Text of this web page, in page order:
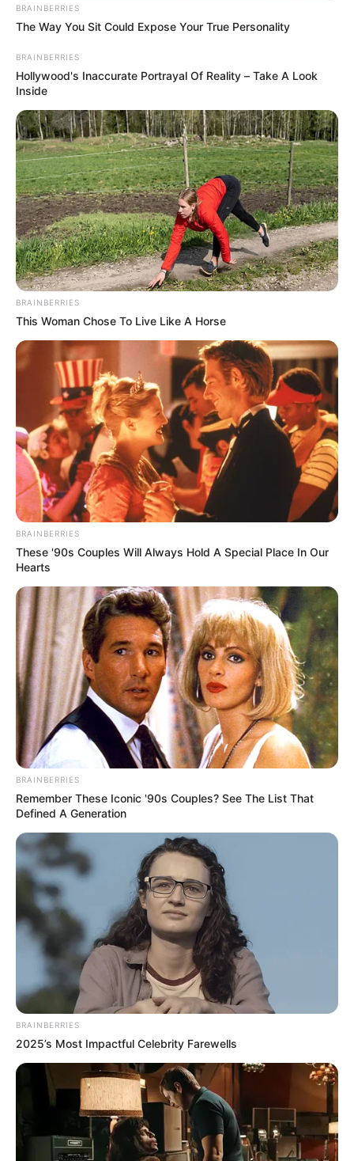
enviaba 3 toneladas
GRUPOS ILEGALES
Capturan a presuntos
criminales en San Antonio
de Prado y Robledo
EL BAGRE - ANTIOQUIA
Rescatada menor de edad
y líder social que estaban
Golfo en el Bagre,
ACCIDENTE DE TRÁNSITO
Sorprendieron a
motociclistas sin casco en
la vía Las Palmas de
Medellín
HELICONIA - ANTIOQUIA
Redada en siete
cabecillas y sicarios del
Clan del Golfo tras las
rejas
ALERTA PAISA
A prisión presuntos
integrantes de 'Los
Paisanos', brazo
financiero del Clan del
Golfo: Operativos en Santa
CONTRABANDO
¡Cayeron 70.000 prendas
ilegales! un duro golpe al
mercado negro del Valle
de Aburrá
CARGAR MÁS
TEMAS DESTACADOS
EMERGENCIAS POR LLUVIAS
FUERTES LLUVIAS
VIA AL LLANO
BRAINBERRIES
The Way You Sit Could Expose Your True Personality
BRAINBERRIES
Hollywood's Inaccurate Portrayal Of Reality – Take A Look
Inside
BRAINBERRIES
This Woman Chose To Live Like A Horse
BRAINBERRIES
These '90s Couples Will Always Hold A Special Place In Our
Hearts
BRAINBERRIES
Remember These Iconic '90s Couples? See The List That
Defined A Generation
BRAINBERRIES
2025’s Most Impactful Celebrity Farewells